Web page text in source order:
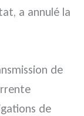
a annulé la
de
de